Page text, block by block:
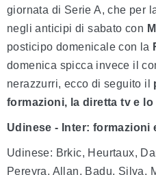
giornata di Serie A, che per
negli anticipi di sabato con
posticipo domenicale con la
domenica spicca invece il
nerazzurri, ecco di seguito il
formazioni, la diretta tv e
Udinese - Inter: formazioni
Udinese: Brkic, Heurtaux,
Pereyra, Allan, Badu, Silva,